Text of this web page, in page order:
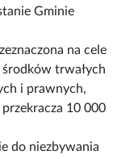
Gminie
na cele
trwałych
i prawnych,
10 000
do niezbywania